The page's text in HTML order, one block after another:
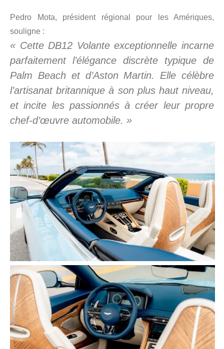
Pedro Mota, président régional pour les Amériques,
souligne :
« Cette DB12 Volante exceptionnelle incarne
parfaitement l’élégance discrète typique de
Palm Beach et d’Aston Martin. Elle célèbre
l’artisanat britannique à son plus haut niveau,
et incite les passionnés à créer leur propre
chef-d’œuvre automobile. »